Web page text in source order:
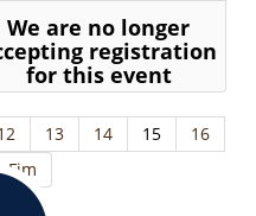
We are no longer
registration
for this event
13 14 15
16
Fim